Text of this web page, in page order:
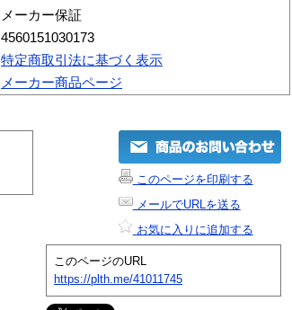
メーカー保証
4560151030173
特定商取引法に基づく表示
メーカー商品ページ
このページを印刷する
メールでURLを送る
お気に入りに追加する
このページのURL
https://plth.me/41011745